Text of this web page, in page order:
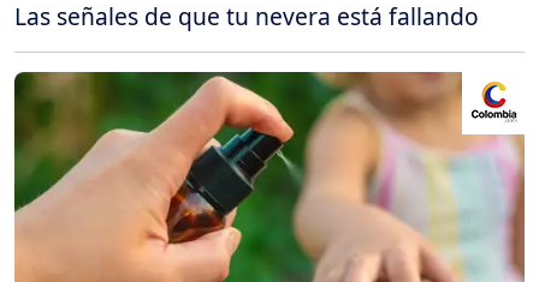
Las señales de que tu nevera está fallando